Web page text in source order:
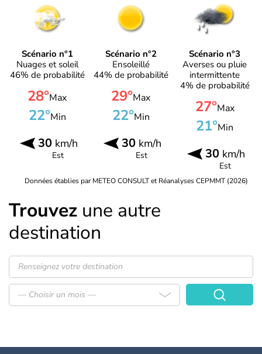
Scénario n°1
Nuages et soleil
46% de probabilité
28°Max
22°Min
30km/h
Est
Scénario n°2
Ensoleillé
44% de probabilité
29°Max
22°Min
30km/h
Est
Scénario n°3
Averses ou pluie
intermittente
4% de probabilité
27°Max
21°Min
30 km/h
Est
Données établies par METEO CONSULT et Réanalyses CEPMMT (2026)
Trouvez une autre
destination
— Choisir un mois —